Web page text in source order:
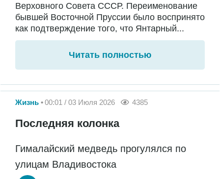
Верховного Совета СССР. Переименование
бывшей Восточной Пруссии было воспринято
как подтверждение того, что Янтарный...
Читать полностью
Жизнь 00:01 / 03 Июля 2026 4385
Последняя колонка
Гималайский медведь прогулялся по
улицам Владивостока